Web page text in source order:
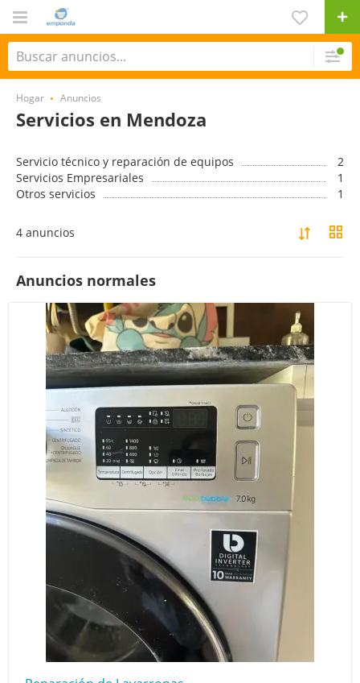
Hogar Anuncios
Servicios en Mendoza
Servicio técnico y reparación de equipos
2
Servicios Empresariales
1
Otros servicios
1
4 anuncios
Anuncios normales